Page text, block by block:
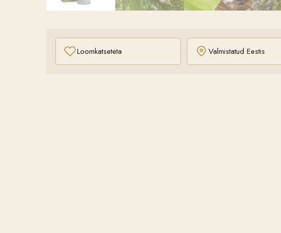
Loomkatseteta Valmistatud Eestis